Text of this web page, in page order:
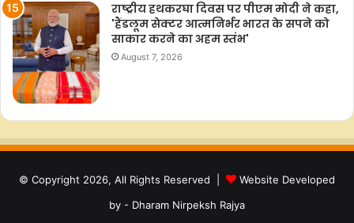
राष्ट्रीय हथकरघा दिवस पर पीएम मोदी ने कहा,
'हैंडलूम सेक्टर आत्मनिर्भर भारत के सपने को
साकार करने का अहम स्तंभ'
August 7, 2026
© Copyright 2026, All Rights Reserved |
Website Developed
by - Dharam Nirpeksh Rajya